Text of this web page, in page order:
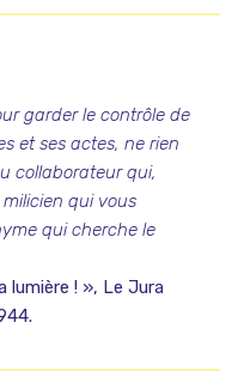
garder le contrôle de
et ses actes, ne rien
collaborateur qui,
qui vous
qui cherche le
lumière ! », Le Jura